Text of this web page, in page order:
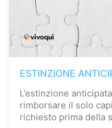
ESTINZIONE
L’estinzione
rimborsare il solo
richiesto prima della